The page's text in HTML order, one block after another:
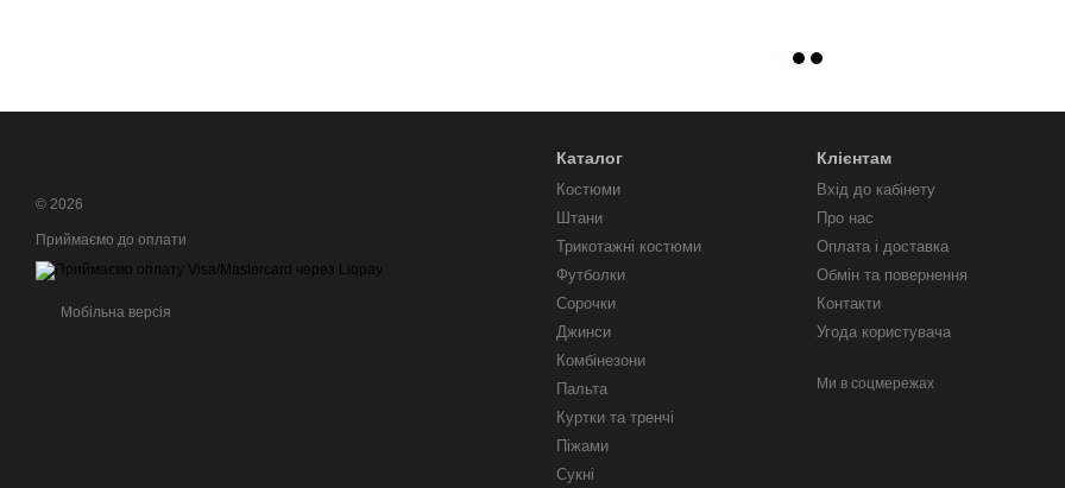
© 2026
Приймаємо до оплати
Мобільна версія
Каталог
Костюми
Штани
Трикотажні костюми
Футболки
Сорочки
Джинси
Комбінезони
Пальта
Куртки та тренчі
Піжами
Сукні
Клієнтам
Вхід до кабінету
Про нас
Оплата і доставка
Обмін та повернення
Контакти
Угода користувача
Ми в соцмережах